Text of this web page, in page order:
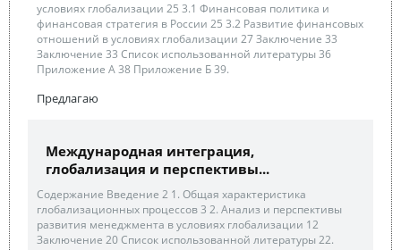
условиях глобализации 25 3.1 Финансовая политика и
финансовая стратегия в России 25 3.2 Развитие финансовых
отношений в условиях глобализации 27 Заключение 33
Заключение 33 Список использованной литературы 36
Приложение А 38 Приложение Б 39.
Предлагаю
Международная интеграция,
глобализация и перспективы...
Содержание Введение 2 1. Общая характеристика
глобализационных процессов 3 2. Анализ и перспективы
развития менеджмента в условиях глобализации 12
Заключение 20 Список использованной литературы 22.